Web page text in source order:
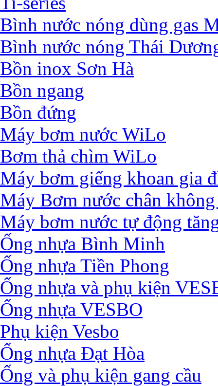
Bình nước nóng dùng gas
Bình nước nóng Thái
Bồn inox Sơn Hà
Bồn ngang
Bồn đứng
Máy bơm nước WiLo
Bơm thả chìm WiLo
Máy bơm giếng khoan gia
Máy Bơm nước chân
Máy bơm nước tự động
Ống nhựa Bình Minh
Ống nhựa Tiền Phong
Ống nhựa và phụ kiện
Ống nhựa VESBO
Phụ kiện Vesbo
Ống nhựa Đạt Hòa
Ống và phụ kiện gang cầu